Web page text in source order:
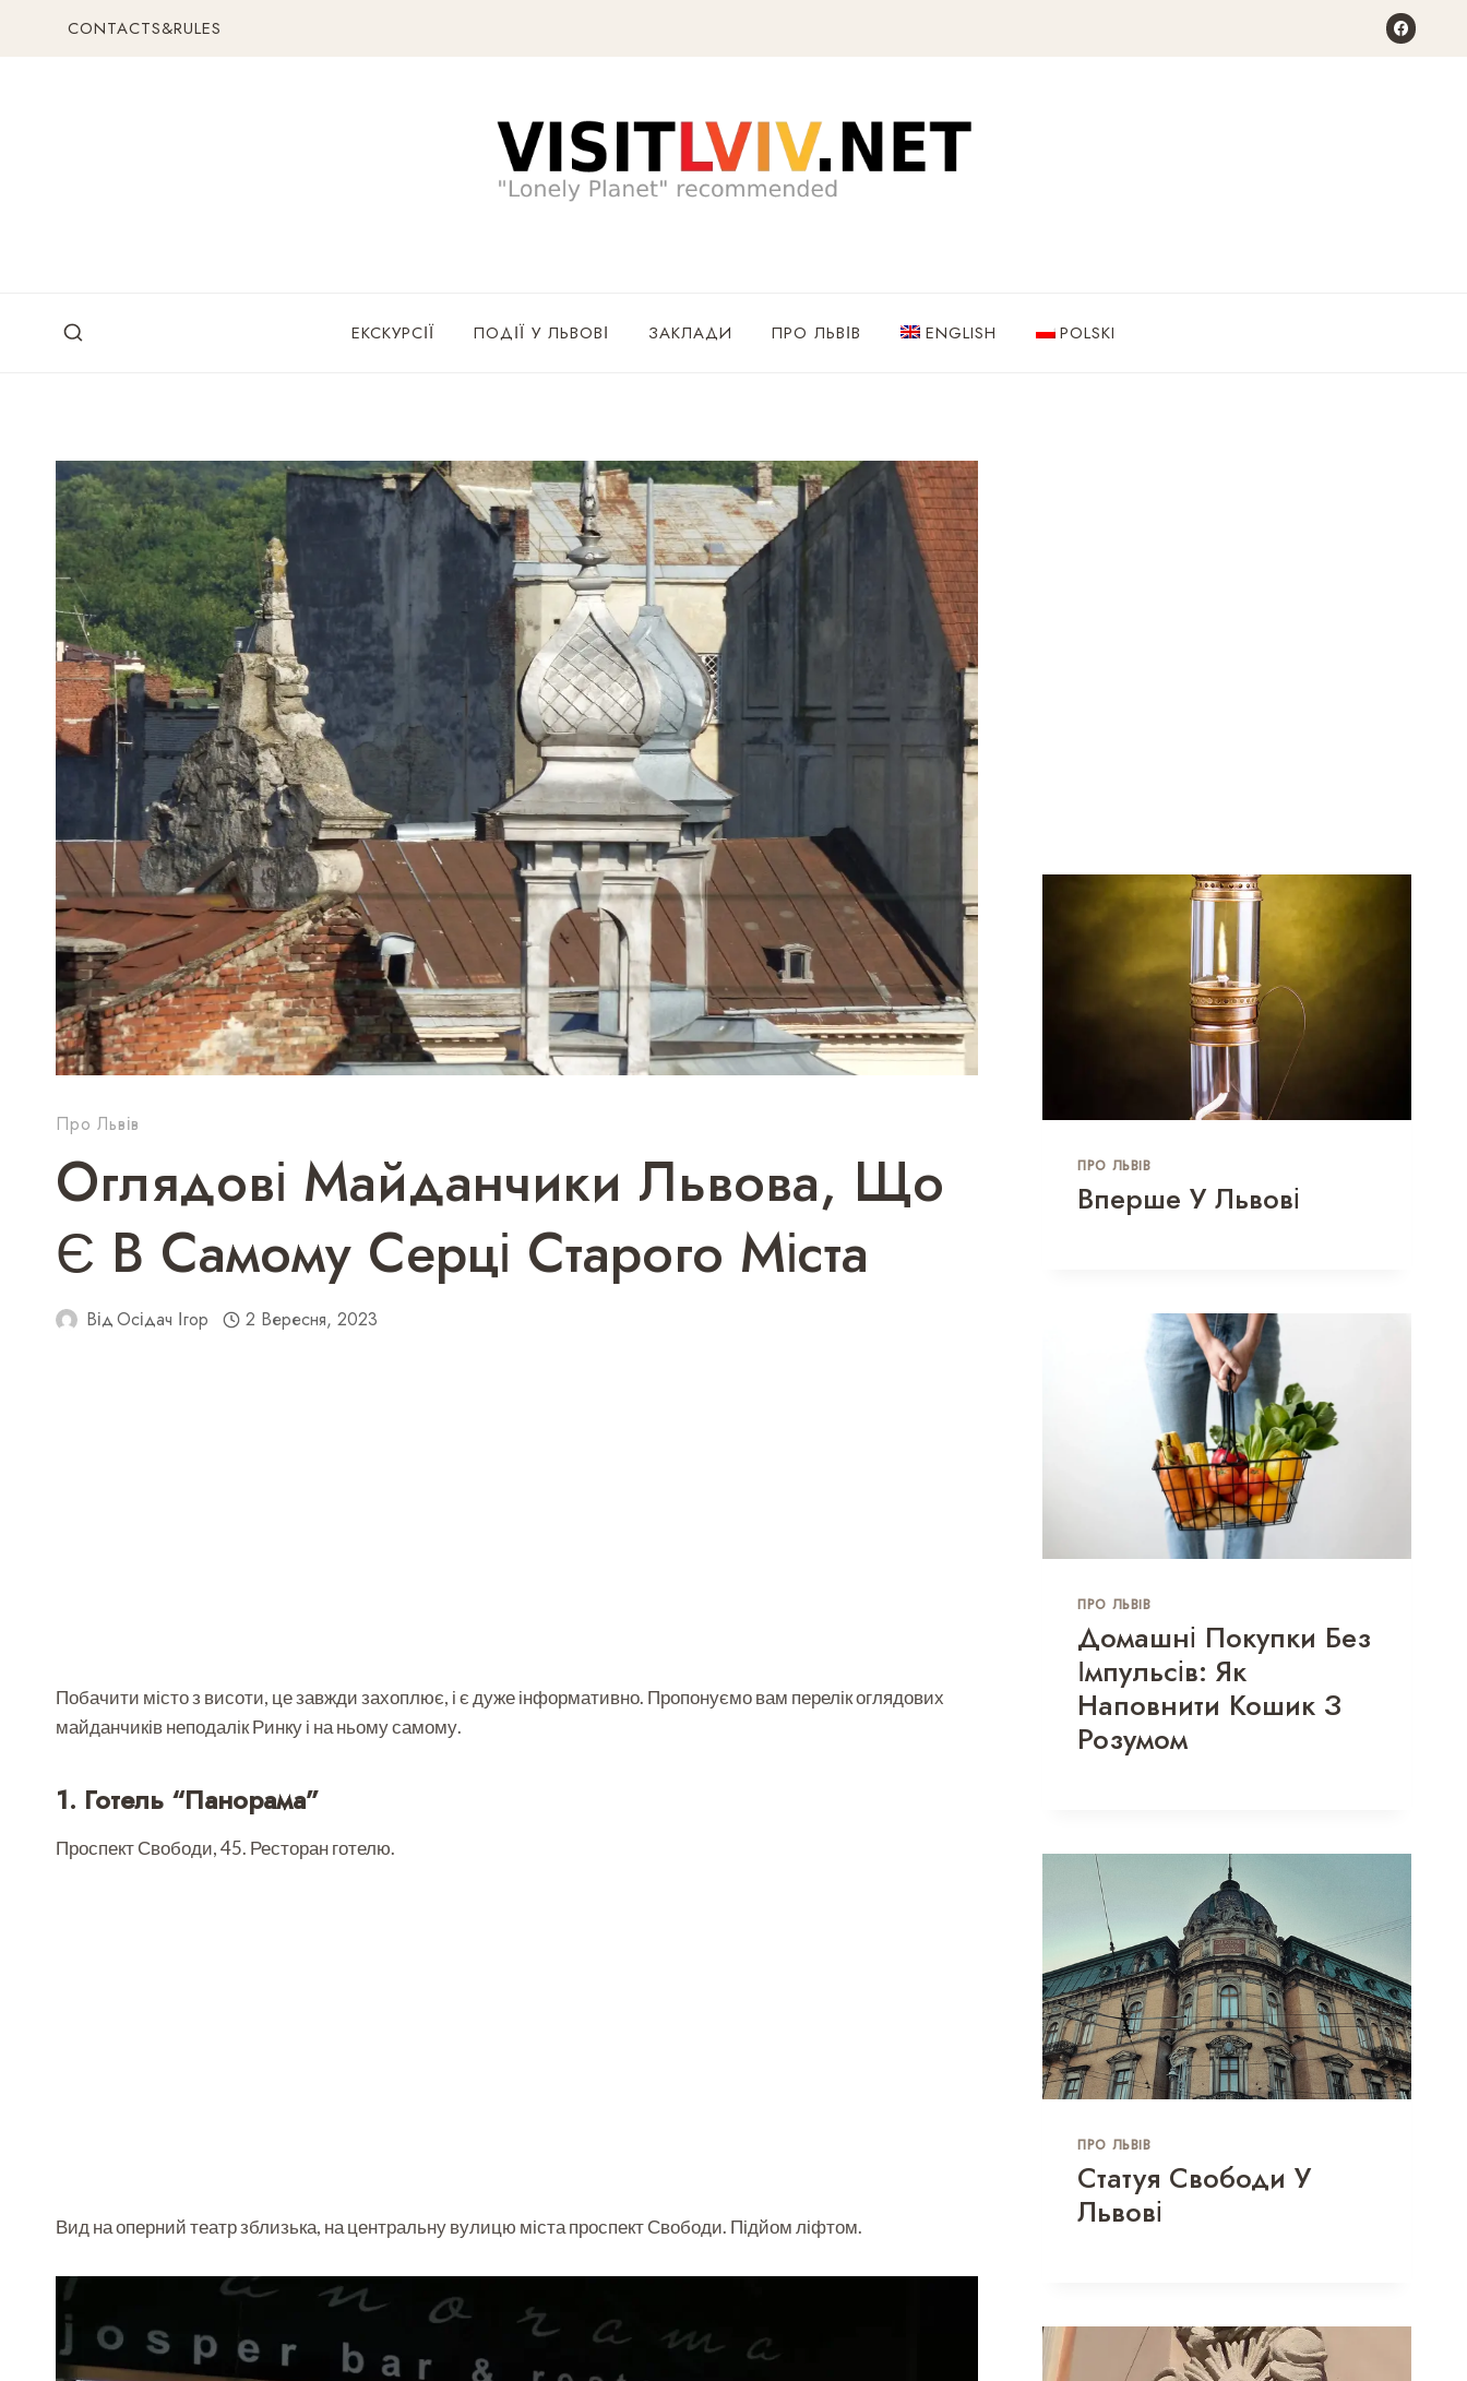
CONTACTS&RULES
ЕКСКУРСІЇ ПОДІЇ У ЛЬВОВІ ЗАКЛАДИ ПРО ЛЬВІВ ENGLISH POLSKI
Про Львів
Оглядові Майданчики Львова, Що
Є В Самому Серці Старого Міста
ВідОсідач Ігор 2 Вересня, 2023
Побачити місто з висоти, це завжди захоплює, і є дуже інформативно. Пропонуємо вам перелік оглядових
майданчиків неподалік Ринку і на ньому самому.
1. Готель “Панорама”
Проспект Свободи, 45. Ресторан готелю.
Вид на оперний театр зблизька, на центральну вулицю міста проспект Свободи. Підйом ліфтом.
ПРО ЛЬВІВ
Вперше У Львові
ПРО ЛЬВІВ
Домашні Покупки Без
Імпульсів: Як
Наповнити Кошик З
Розумом
ПРО ЛЬВІВ
Статуя Свободи У
Львові